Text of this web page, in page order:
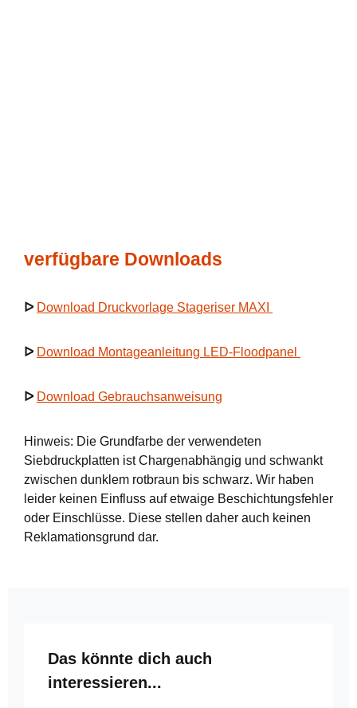
verfügbare Downloads
ᐅ Download Druckvorlage Stageriser MAXI
ᐅ Download Montageanleitung LED-Floodpanel
ᐅ Download Gebrauchsanweisung
Hinweis: Die Grundfarbe der verwendeten
Siebdruckplatten ist Chargenabhängig und schwankt
zwischen dunklem rotbraun bis schwarz. Wir haben
leider keinen Einfluss auf etwaige Beschichtungsfehler
oder Einschlüsse. Diese stellen daher auch keinen
Reklamationsgrund dar.
Produktgalerie überspringen
Das könnte dich auch
interessieren...